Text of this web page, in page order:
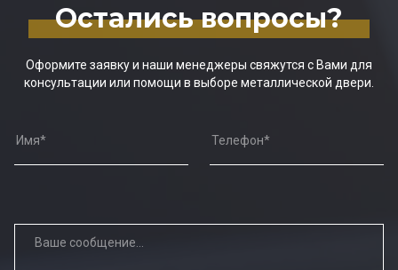
Остались вопросы?
Оформите заявку и наши менеджеры свяжутся с Вами для
консультации или помощи в выборе металлической двери.